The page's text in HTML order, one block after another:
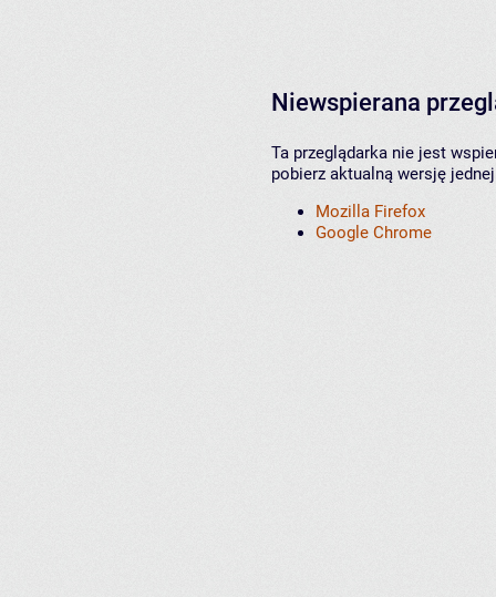
Niewspierana
Ta przeglądarka nie jest
pobierz aktualną wersję
Mozilla Firefox
Google Chrome